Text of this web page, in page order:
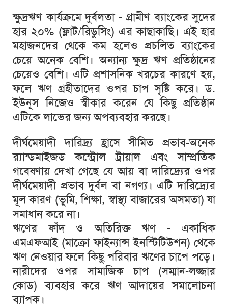
ক্ষুদ্রঋণ কার্যক্রমে দুর্বলতা- গ্রামীণ ব্যাংকের সুদের
হার ২০% (ফ্লাট/রিডুসিং) এর কাছাকাছি। এই হার
মহাজনদের থেকে কম হলেও প্রচলিত ব্যাংকের
চেয়ে অনেক বেশি। অন্যান্য ক্ষুদ্র ঋণ প্রতিষ্ঠানের
চেয়েও বেশি। এটি প্রশাসনিক খরচের কারণে হয়,
ফলে ঋণ গ্রহীতাদের ওপর চাপ সৃষ্টি করে। ড.
ইউনূস নিজেও স্বীকার করেন যে কিছু প্রতিষ্ঠান
এটিকে লাভের জন্য অপব্যবহার করছে।
দীর্ঘমেয়াদী দারিদ্র্য হ্রাসে সীমিত প্রভাব-অনেক
র‍্যান্ডমাইজড
কন্ট্রোল ট্রায়াল এবং
সাম্প্রতিক
গবেষণায় দেখা গেছে যে আয় বা দারিদ্র্যের ওপর
দীর্ঘমেয়াদী প্রভাব দুর্বল বা নগণ্য। এটি দারিদ্র্যের
মূল কারণ(ভূমি,শিক্ষা,স্বাস্থ্য বাজারের অসমতা)যা
সমাধান করে না।
ঋণের
ফাঁদ ও অতিরিক্ত ঋণ- একাধিক
এমএফআই(মাক্রো ফাইন্যান্স ইনস্টিটিউশন) থেকে
ঋণ নেওয়ার ফলে কিছু পরিবার ঋণের চাপে পড়ে।
নারীদের
ওপর সামাজিক চাপ(সম্মান-লজ্জার
কোড)ব্যবহার করে ঋণ আদায়ের সমালোচনা
ব্যাপক।